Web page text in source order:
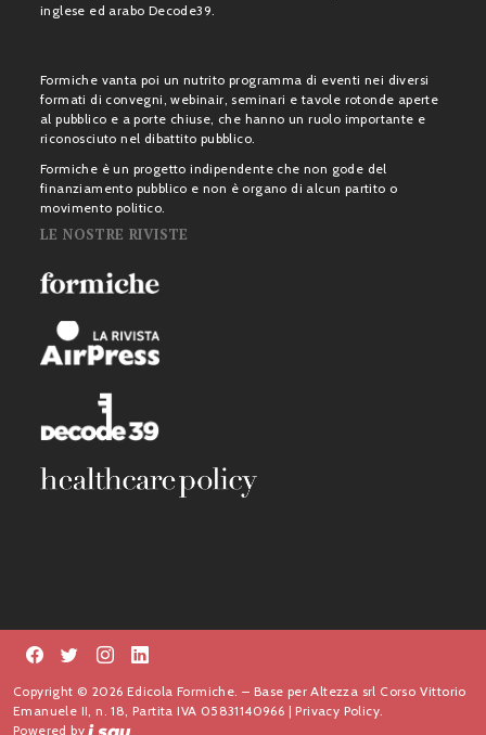
inglese ed arabo Decode39.
Formiche vanta poi un nutrito programma di eventi nei diversi
formati di convegni, webinair, seminari e tavole rotonde aperte
al pubblico e a porte chiuse, che hanno un ruolo importante e
riconosciuto nel dibattito pubblico.
Formiche è un progetto indipendente che non gode del
finanziamento pubblico e non è organo di alcun partito o
movimento politico.
LE NOSTRE RIVISTE
Copyright © 2026 Edicola Formiche. – Base per Altezza srl Corso Vittorio
Emanuele II, n. 18, Partita IVA 05831140966 |Privacy Policy.
Powered by